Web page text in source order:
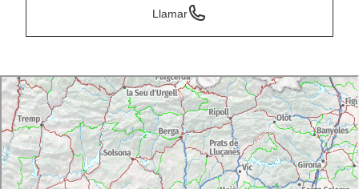
Llamar